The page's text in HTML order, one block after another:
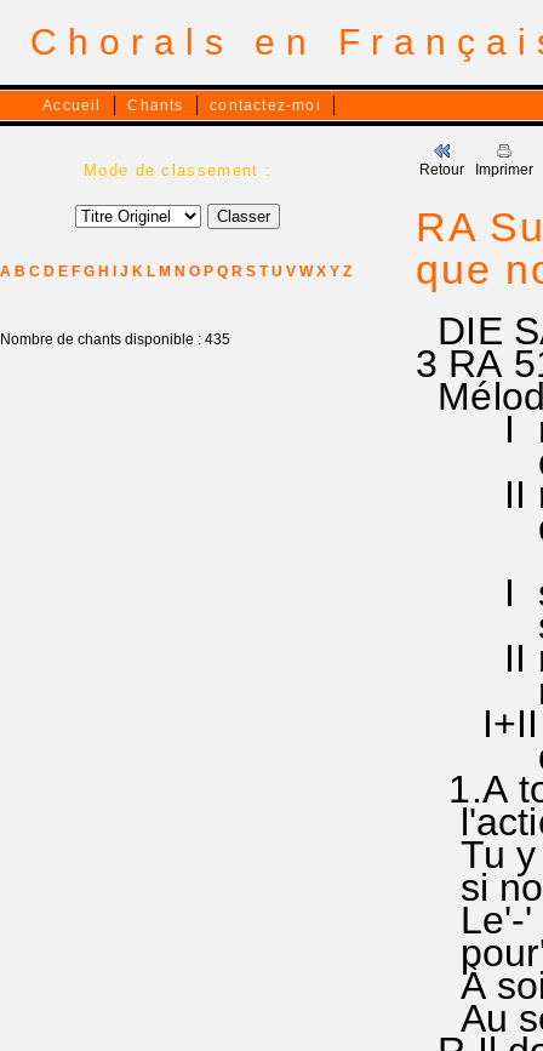
Chorals en
Accueil Chants contactez-moi
Mode de classement :
A B C D E F G H J K L M N O P Q R S T U V W X Y Z
Nombre de chants disponible : 435
Retour Imprimer
RA
que
DIE
3 RA
I ré
do
II ré
do
I si'-
si'-
II ré
ré
I+II
do'-
1.A
Tu y
si
Le'-'
À
Au